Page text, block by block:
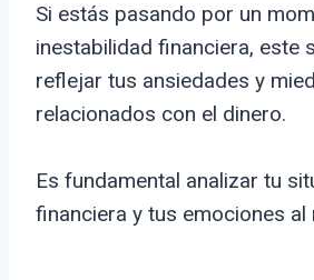
Si estás pasando por un
inestabilidad financiera, este
reflejar tus ansiedades y
relacionados con el dinero.
Es fundamental analizar tu
financiera y tus emociones al